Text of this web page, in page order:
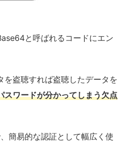
と呼ばれるコードにエン
盗聴すれば盗聴したデータを
スワードが分かってしまう欠点
簡易的な認証として幅広く使